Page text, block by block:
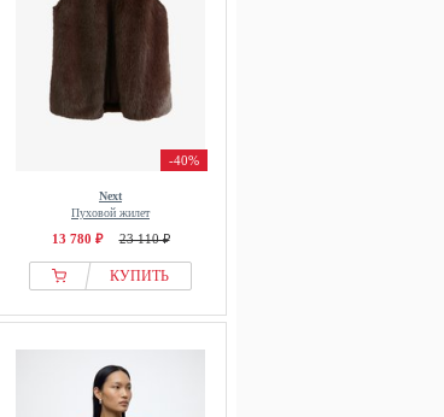
-40%
Next
Пуховой жилет
13 780 ₽ 23 110 ₽
КУПИТЬ